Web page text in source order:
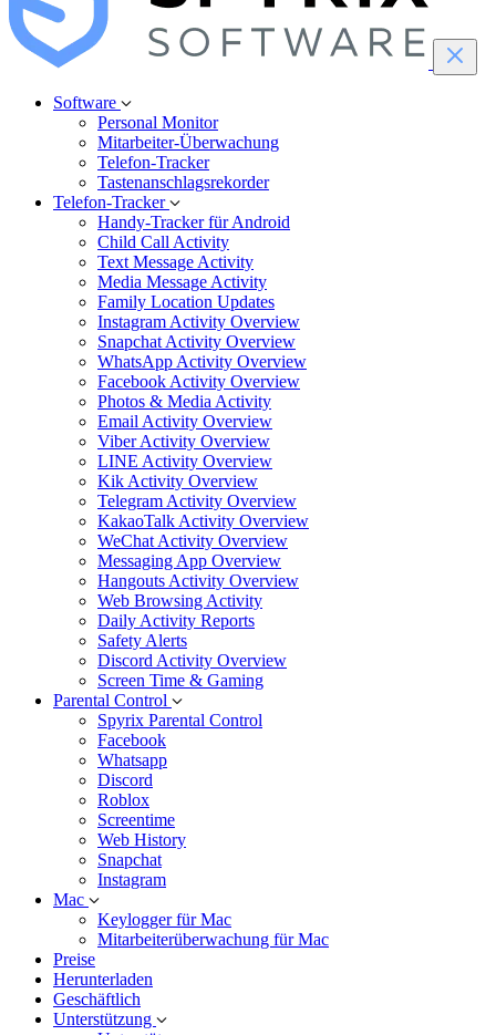
Software
Personal Monitor
Mitarbeiter-Überwachung
Telefon-Tracker
Tastenanschlagsrekorder
Telefon-Tracker
Handy-Tracker für Android
Child Call Activity
Text Message Activity
Media Message Activity
Family Location Updates
Instagram Activity Overview
Snapchat Activity Overview
WhatsApp Activity Overview
Facebook Activity Overview
Photos & Media Activity
Email Activity Overview
Viber Activity Overview
LINE Activity Overview
Kik Activity Overview
Telegram Activity Overview
KakaoTalk Activity Overview
WeChat Activity Overview
Messaging App Overview
Hangouts Activity Overview
Web Browsing Activity
Daily Activity Reports
Safety Alerts
Discord Activity Overview
Screen Time & Gaming
Parental Control
Spyrix Parental Control
Facebook
Whatsapp
Discord
Roblox
Screentime
Web History
Snapchat
Instagram
Mac
Keylogger für Mac
Mitarbeiterüberwachung für Mac
Preise
Herunterladen
Geschäftlich
Unterstützung